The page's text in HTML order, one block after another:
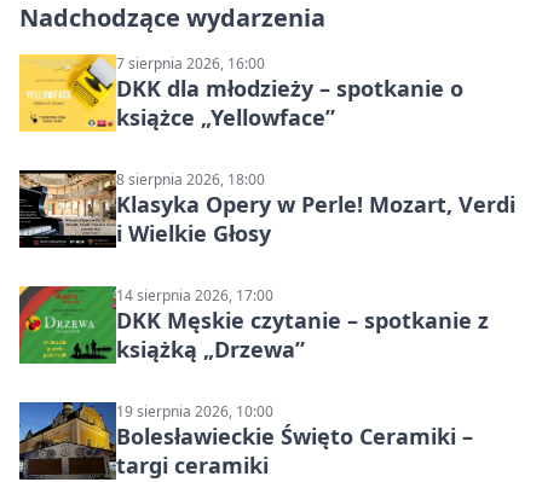
Nadchodzące wydarzenia
7 sierpnia 2026, 16:00
DKK dla młodzieży – spotkanie o
książce „Yellowface”
8 sierpnia 2026, 18:00
Klasyka Opery w Perle! Mozart, Verdi
i Wielkie Głosy
14 sierpnia 2026, 17:00
DKK Męskie czytanie – spotkanie z
książką „Drzewa”
19 sierpnia 2026, 10:00
Bolesławieckie Święto Ceramiki –
targi ceramiki